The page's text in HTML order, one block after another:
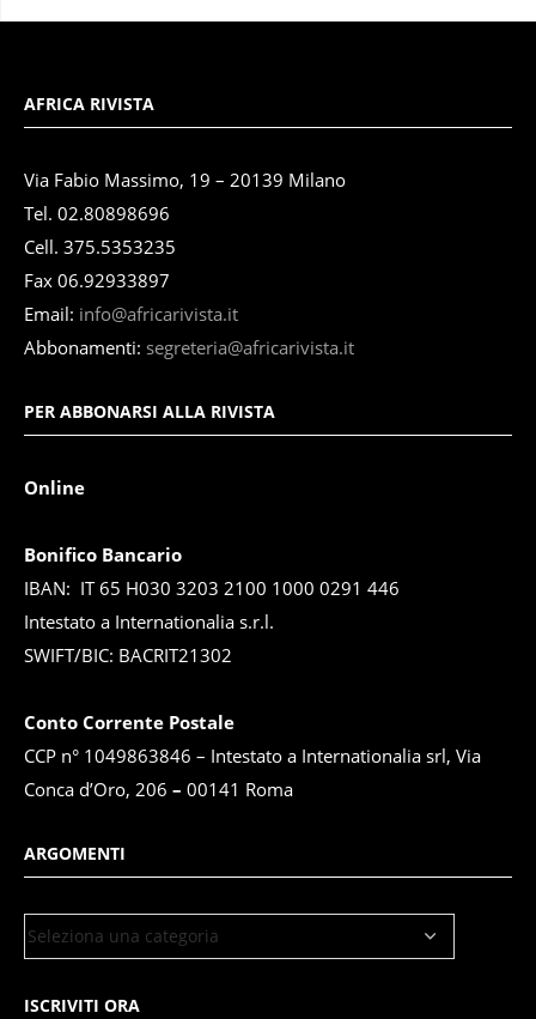
AFRICA RIVISTA
Via Fabio Massimo, 19 – 20139 Milano
Tel. 02.80898696
Cell. 375.5353235
Fax 06.92933897
Email: info@africarivista.it
Abbonamenti: segreteria@africarivista.it
PER ABBONARSI ALLA RIVISTA
Online
Bonifico Bancario
IBAN: IT 65 H030 3203 2100 1000 0291 446
Intestato a Internationalia s.r.l.
SWIFT/BIC: BACRIT21302
Conto Corrente Postale
CCP n° 1049863846 – Intestato a Internationalia srl, Via
Conca d’Oro, 206 – 00141 Roma
ARGOMENTI
ISCRIVITI ORA